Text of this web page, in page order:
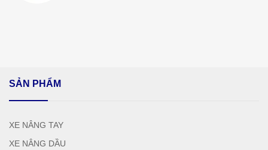
SẢN PHẨM
XE NÂNG TAY
XE NÂNG DẦU